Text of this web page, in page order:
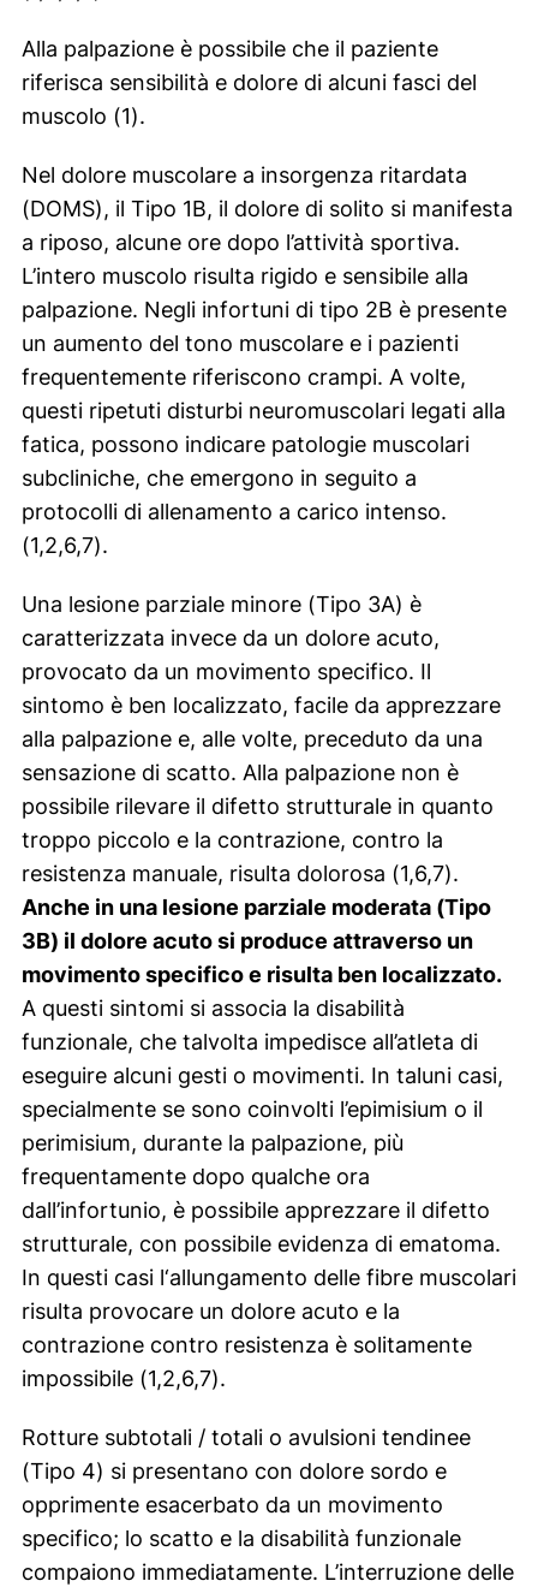
Alla palpazione è possibile che il paziente
riferisca sensibilità e dolore di alcuni fasci del
muscolo (1).
Nel dolore muscolare a insorgenza ritardata
(DOMS), il Tipo 1B, il dolore di solito si manifesta
a riposo, alcune ore dopo l’attività sportiva.
L’intero muscolo risulta rigido e sensibile alla
palpazione. Negli infortuni di tipo 2B è presente
un aumento del tono muscolare e i pazienti
frequentemente riferiscono crampi. A volte,
questi ripetuti disturbi neuromuscolari legati alla
fatica, possono indicare patologie muscolari
subcliniche, che emergono in seguito a
protocolli di allenamento a carico intenso.
(1,2,6,7).
Una lesione parziale minore (Tipo 3A) è
caratterizzata invece da un dolore acuto,
provocato da un movimento specifico. Il
sintomo è ben localizzato, facile da apprezzare
alla palpazione e, alle volte, preceduto da una
sensazione di scatto. Alla palpazione non è
possibile rilevare il difetto strutturale in quanto
troppo piccolo e la contrazione, contro la
resistenza manuale, risulta dolorosa (1,6,7).
Anche in una lesione parziale moderata (Tipo
3B) il dolore acuto si produce attraverso un
movimento specifico e risulta ben localizzato.
A questi sintomi si associa la disabilità
funzionale, che talvolta impedisce all’atleta di
eseguire alcuni gesti o movimenti. In taluni casi,
specialmente se sono coinvolti l’epimisium o il
perimisium, durante la palpazione, più
frequentamente dopo qualche ora
dall’infortunio, è possibile apprezzare il difetto
strutturale, con possibile evidenza di ematoma.
In questi casi l‘allungamento delle fibre muscolari
risulta provocare un dolore acuto e la
contrazione contro resistenza è solitamente
impossibile (1,2,6,7).
Rotture subtotali / totali o avulsioni tendinee
(Tipo 4) si presentano con dolore sordo e
opprimente esacerbato da un movimento
specifico; lo scatto e la disabilità funzionale
compaiono immediatamente. L’interruzione delle